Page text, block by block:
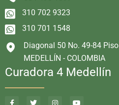
310 702 9323
310 701 1548
Diagonal 50 No. 49-84
MEDELLÍN - COLOMBIA
Curadora 4 Medellín